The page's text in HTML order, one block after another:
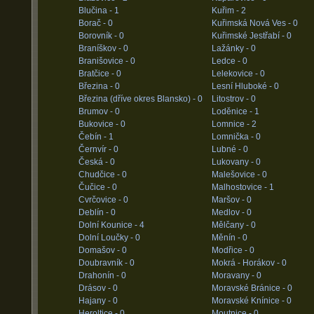
Blučina - 1
Borač - 0
Borovník - 0
Braníškov - 0
Branišovice - 0
Bratčice - 0
Březina - 0
Březina (dříve okres Blansko) - 0
Brumov - 0
Bukovice - 0
Čebín - 1
Černvír - 0
Česká - 0
Chudčice - 0
Čučice - 0
Cvrčovice - 0
Deblín - 0
Dolní Kounice - 4
Dolní Loučky - 0
Domašov - 0
Doubravník - 0
Drahonín - 0
Drásov - 0
Hajany - 0
Kuřim - 2
Kuřimská Nová Ves - 0
Kuřimské Jestřabí - 0
Lažánky - 0
Ledce - 0
Lelekovice - 0
Lesní Hluboké - 0
Litostrov - 0
Loděnice - 1
Lomnice - 2
Lomnička - 0
Lubné - 0
Lukovany - 0
Malešovice - 0
Malhostovice - 1
Maršov - 0
Medlov - 0
Mělčany - 0
Měnín - 0
Modřice - 0
Mokrá - Horákov - 0
Moravany - 0
Moravské Bránice - 0
Moravské Knínice - 0